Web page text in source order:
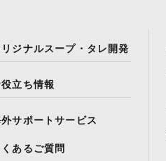
ジナルスープ・タレ開発
役立ち情報
サポートサービス
くあるご質問